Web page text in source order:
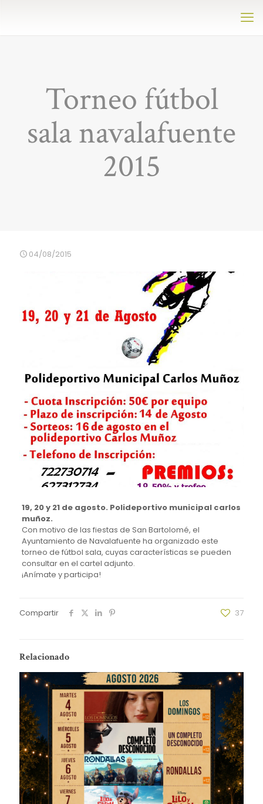
Torneo fútbol
sala navalafuente
2015
04/08/2015
19, 20 y 21 de agosto. Polideportivo municipal carlos
muñoz.
Con motivo de las fiestas de San Bartolomé, el
Ayuntamiento de Navalafuente ha organizado este
torneo de fútbol sala, cuyas características se pueden
consultar en el cartel adjunto.
¡Anímate y participa!
Compartir 37
Relacionado